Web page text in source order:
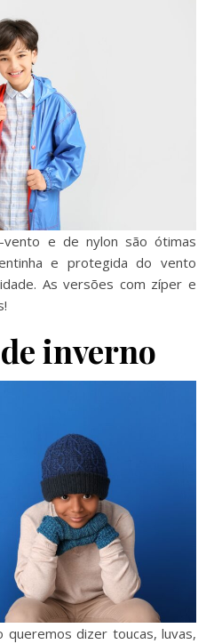
vento e de nylon são ótimas
e protegida do vento
As versões com zíper e
inverno
queremos dizer toucas, luvas,